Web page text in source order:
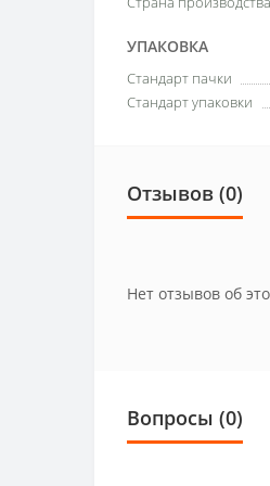
УПАКОВКА
Стандарт пачки
Стандарт упаковки
Отзывов (0)
Нет отзывов об
Вопросы (0)